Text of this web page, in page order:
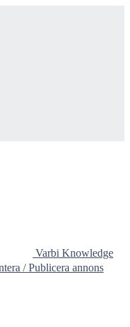
Varbi Knowledge
/ Publicera annons